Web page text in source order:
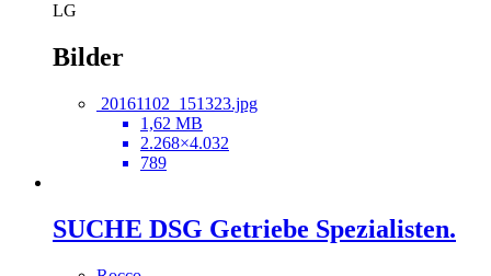
LG
Bilder
20161102_151323.jpg
1,62 MB
2.268×4.032
789
SUCHE DSG Getriebe Spezialisten.